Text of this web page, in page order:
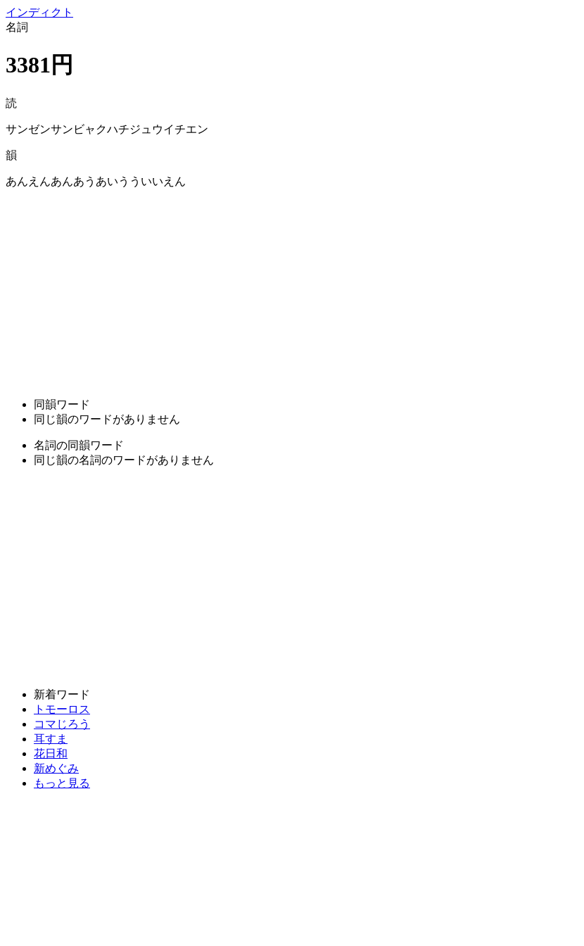
インディクト
名詞
3381円
読
サンゼンサンビャクハチジュウイチエン
韻
あんえんあんあうあいうういいえん
同韻ワード
同じ韻のワードがありません
名詞の同韻ワード
同じ韻の名詞のワードがありません
新着ワード
トモーロス
コマじろう
耳すま
花日和
新めぐみ
もっと見る